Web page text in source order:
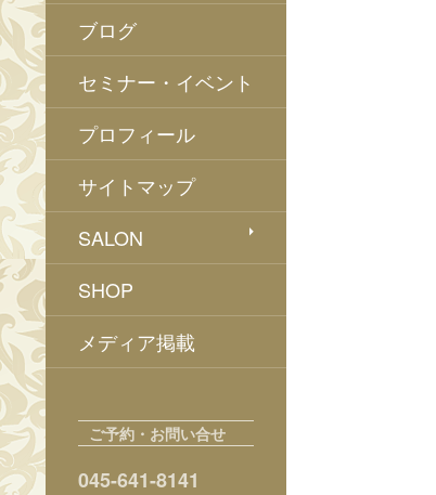
ブログ
セミナー・イベント
プロフィール
サイトマップ
SALON
SHOP
メディア掲載
ご予約・お問い合せ
045-641-8141